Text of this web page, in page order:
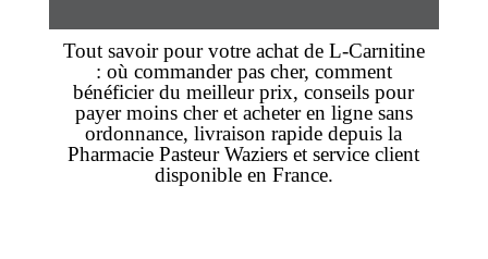
Tout savoir pour votre achatde L-Carnitine
: où commander pas cher, comment
bénéficier dumeilleur prix, conseils pour
payermoins cheret acheter en lignesans
ordonnance, livraison rapide depuis la
Pharmacie Pasteur Waziers et service client
disponible en France.